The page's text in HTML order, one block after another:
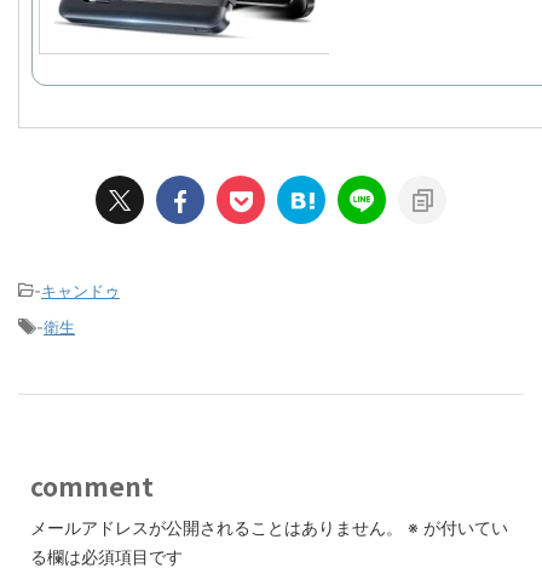
-キャンドゥ
-衛生
comment
メールアドレスが公開されることはありません。 ※ が付いてい
る欄は必須項目です